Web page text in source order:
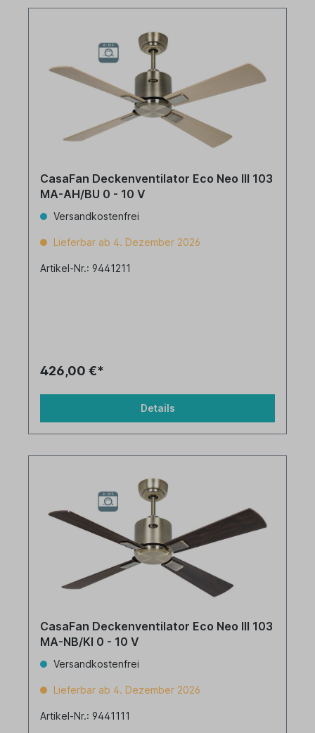
CasaFan Deckenventilator Eco Neo III 103
MA-AH/BU 0 - 10 V
Versandkostenfrei
Lieferbar ab 4. Dezember 2026
Artikel-Nr.: 9441211
426,00 €*
Details
CasaFan Deckenventilator Eco Neo III 103
MA-NB/KI 0 - 10 V
Versandkostenfrei
Lieferbar ab 4. Dezember 2026
Artikel-Nr.: 9441111